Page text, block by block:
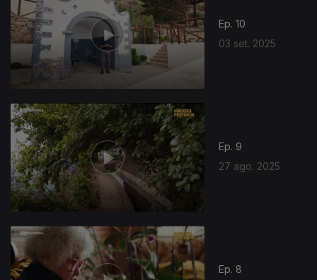
Ep. 10
03 set. 2025
Ep. 9
27 ago. 2025
Ep. 8